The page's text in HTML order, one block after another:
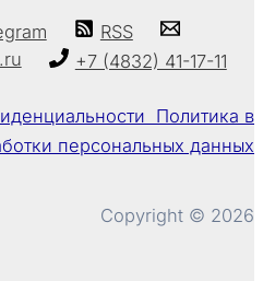
RSS
+7 (4832) 41-17-11
Политика в
персональных данных
Copyright © 2026